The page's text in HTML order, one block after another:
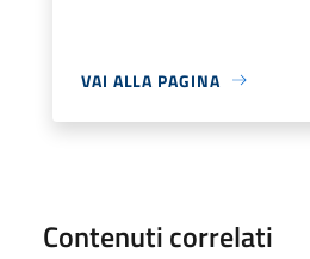
VAI ALLA PAGINA
Contenuti correlati